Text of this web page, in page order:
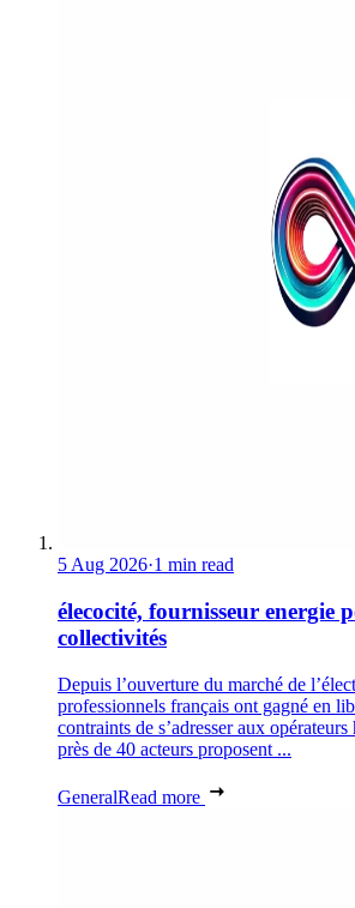
5 Aug 2026·1 min read
élecocité, fournisseur energie
collectivités
Depuis l’ouverture du marché de
professionnels français ont gagné en
contraints de s’adresser aux
près de 40 acteurs proposent ...
GeneralRead more